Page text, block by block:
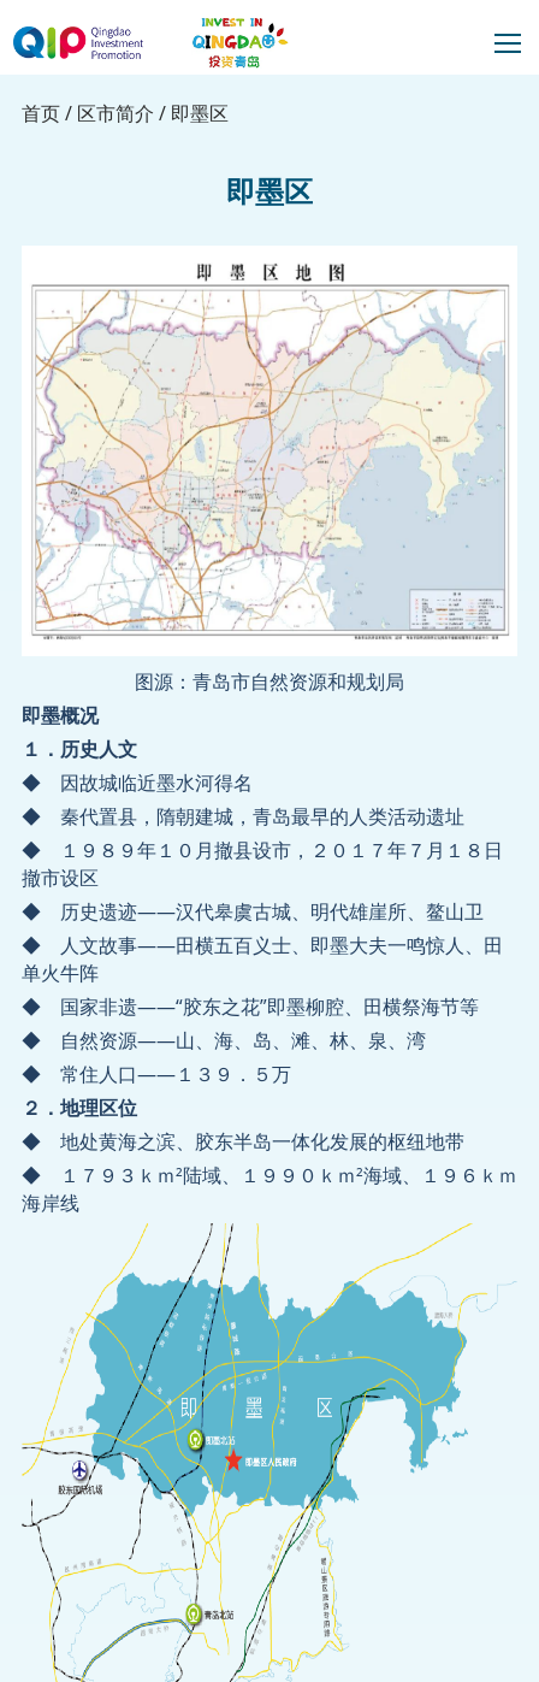
首页/ 区市简介 / 即墨区
即墨区
图源：青岛市自然资源和规划局
即墨概况
１．历史人文
◆ 因故城临近墨水河得名
◆ 秦代置县，隋朝建城，青岛最早的人类活动遗址
◆ １９８９年１０月撤县设市，２０１７年７月１８日
撤市设区
◆ 历史遗迹——汉代皋虞古城、明代雄崖所、鳌山卫
◆ 人文故事——田横五百义士、即墨大夫一鸣惊人、田
单火牛阵
◆ 国家非遗——“胶东之花”即墨柳腔、田横祭海节等
◆ 自然资源——山、海、岛、滩、林、泉、湾
◆ 常住人口——１３９．５万
２．地理区位
◆ 地处黄海之滨、胶东半岛一体化发展的枢纽地带
◆ １７９３ｋｍ²陆域、１９９０ｋｍ²海域、１９６ｋｍ
海岸线